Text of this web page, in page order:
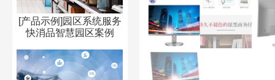
[产品示例]园区系统服务
快消品智慧园区案例